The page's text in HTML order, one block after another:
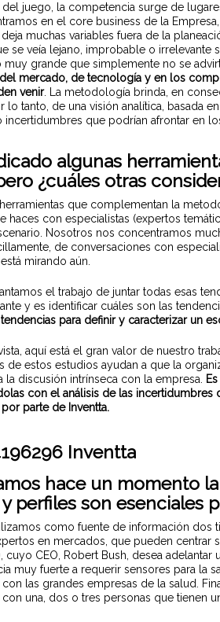
juego, la competencia surge de
en el core business de la
muchas variables fuera de la
se veía lejano, improbable o irrelevante
grande que simplemente no se
mercado, de tecnología y en los
venir. La metodología brinda, en
lo tanto, de una visión analítica, basada
incertidumbres que podrían afrontar en
algunas
¿cuáles otras
que complementan la
haces con especialistas (expertos
Nosotros nos concentramos
de conversaciones con
mirando aún.
el trabajo de juntar todas esas
y es identificar cuáles son las
para definir y caracterizar un
aquí está el gran valor de nuestro
de estos estudios ayudan a que la
la discusión intrínseca con la empresa.
con el análisis de las
parte de Inventta.
hace un momento
perfiles son esenciales
como fuente de información dos
en mercados, que pueden centrar
cuyo CEO, Robert Bush, desea
muy fuerte a requerir sensores para la
las grandes empresas de la salud.
una, dos o tres personas que tienen